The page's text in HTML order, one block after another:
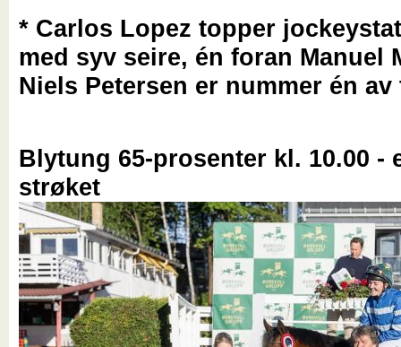
* Carlos Lopez topper
med syv seire, én foran Manuel
Niels Petersen er nummer én
Blytung 65-prosenter kl. 10.00 -
strøket